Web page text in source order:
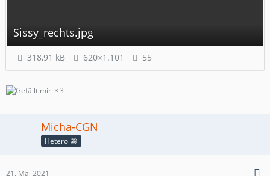
Sissy_rechts.jpg
318,91 kB 620×1.101 55
3
Micha-CGN
Hetero 😁
21. Mai 2021